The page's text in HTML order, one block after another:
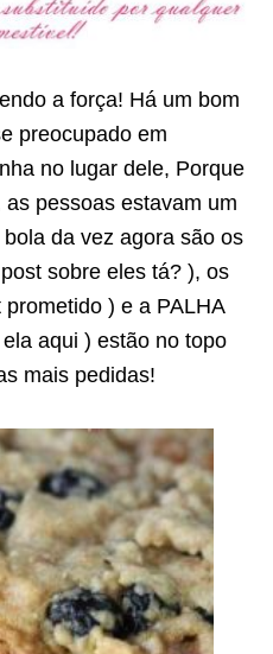
a força! Há um bom
preocupado em
no lugar dele, Porque
pessoas estavam um
da vez agora são os
sobre eles tá? ), os
) e a PALHA
aqui ) estão no topo
mais pedidas!